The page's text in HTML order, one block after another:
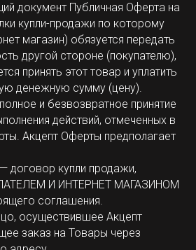
документ Публичная Оферта на
купли-продажи по которому
магазин) обязуется передать
другой стороне (покупателю),
принять этот товар и уплатить
денежную сумму (цену).
и безвозвратное принятие
действий, отмеченных в
Акцепт Оферты предполагает
договор купли продажи,
И ИНТЕРНЕТ МАГАЗИНОМ
соглашения.
осуществившее Акцепт
заказ на Товары через